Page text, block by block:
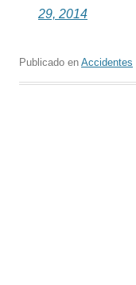
29, 2014
Publicado en Accidentes